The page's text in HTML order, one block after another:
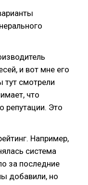
и вот мне его
тут смотрели
что
репутации. Это
Например,
система
за последние
добавили, но